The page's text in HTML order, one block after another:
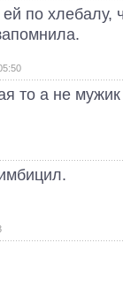
по хлебалу,
то а не мужик